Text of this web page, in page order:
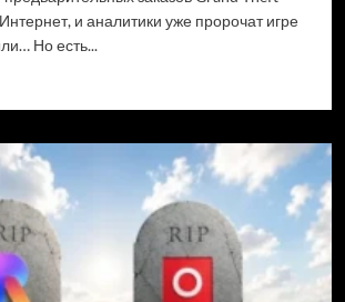
и аналитики уже пророчат игре
Но есть...